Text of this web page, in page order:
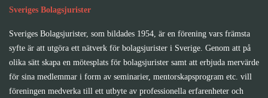
Sveriges Bolagsjurister
Sveriges Bolagsjurister, som bildades 1954, är en förening vars främsta
syfte är att utgöra ett nätverk för bolagsjurister i Sverige. Genom att på
olika sätt skapa en mötesplats för bolagsjurister samt att erbjuda mervärde
för sina medlemmar i form av seminarier, mentorskapsprogram etc. vill
föreningen medverka till ett utbyte av professionella erfarenheter och